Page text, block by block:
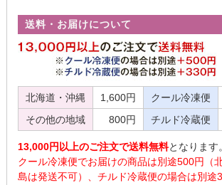
送料・お届けについて
北海道・沖縄 1,600円 クール冷凍便
その他の地域
800円 チルド冷蔵便
13,000円以上のご注文で送料無料となります。
クール冷凍便でお届けの商品は別途500円（
島は発送不可）、チルド冷蔵便の場合は別途